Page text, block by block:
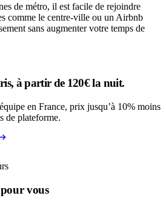
de métro, il est facile de rejoindre
comme le centre-ville ou un Airbnb
sans augmenter votre temps de
à partir de 120€ la nuit.
en France, prix jusqu’à 10% moins
de plateforme.
vous